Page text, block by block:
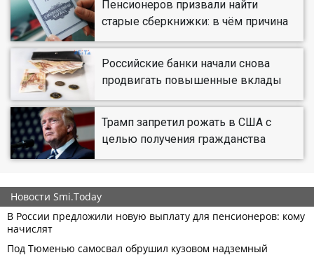
Пенсионеров призвали найти
старые сберкнижки: в чём причина
Российские банки начали снова
продвигать повышенные вклады
Трамп запретил рожать в США с
целью получения гражданства